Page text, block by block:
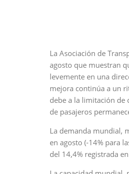
La Asociación de
agosto que muestran
levemente en una
mejora continúa a un
debe a la limitación de
de pasajeros
La demanda mundial,
en agosto (-14% para
del 14,4% registrada